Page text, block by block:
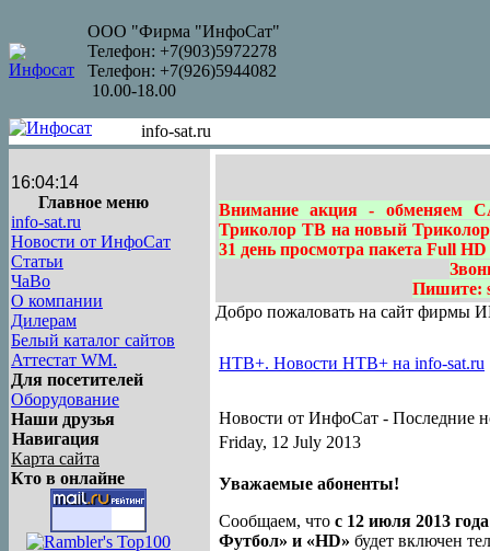
ООО "Фирма "ИнфоСат"
Телефон: +7(903)5972278
Телефон: +7(926)5944082
10.00-18.00
info-sat.ru
16:04:15
Главное меню
info-sat.ru
Новости от ИнфоСат
Статьи
ЧаВо
О компании
Дилерам
Белый каталог сайтов
Аттестат WM.
Для посетителей
Оборудование
Наши друзья
Навигация
Карта сайта
Кто в онлайне
Внимание акция - обменяем
Триколор ТВ на новый Триколор
31 день просмотра пакета Full
Пишите:
Добро пожаловать на сайт
НТВ+. Новости НТВ+ на info-sat.ru
Новости от ИнфоСат - Последние
Friday, 12 July 2013
Уважаемые абоненты!
Сообщаем, что с 12 июля 2013 года
Футбол» и «HD» будет включен